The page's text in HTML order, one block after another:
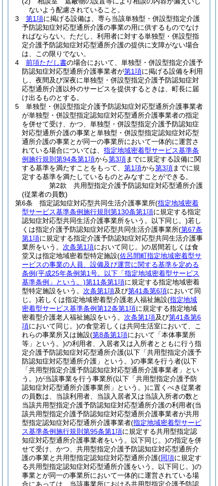
ないよう配慮されていること。
3
第1項に掲げる設備は、専ら当該単独型・併設型指定介護
予防認知症対応型通所介護の事業の用に供するものでなけ
ればならない。 ただし、利用者に対する単独型・併設型指
定介護予防認知症対応型通所介護の提供に支障がない場合
は、この限りでない。
4
前項ただし書の場合において、単独型・併設型指定介護予
防認知症対応型通所介護事業者が第1項に掲げる設備を利用
し、夜間及び深夜に単独型・併設型指定介護予防認知症対
応型通所介護以外のサービスを提供するときは、町長に届
け出るものとする。
5
単独型・併設型指定介護予防認知症対応型通所介護事業者
が単独型・併設型指定認知症対応型通所介護事業者の指定
を併せて受け、かつ、単独型・併設型指定介護予防認知症
対応型通所介護の事業と単独型・併設型指定認知症対応型
通所介護の事業とが同一の事業所において一体的に運営さ
れている場合については、 指定地域密着型サービス基準条
例施行規則第94条第1項から第3項までに規定する設備に関
する基準を満たすことをもって、 第1項から第3項までに規
定する基準を満たしているものとみなすことができる。
第2款
共用型指定介護予防認知症対応型通所介護
(従業者の員数)
第6条
指定認知症対応型共同生活介護事業所(指定地域密着
型サービス基準条例施行規則第130条第1項に規定する指定
認知症対応型共同生活介護事業所をいう。以下同じ。)若し
くは指定介護予防認知症対応型共同生活介護事業所(第67条
第1項に規定する指定介護予防認知症対応型共同生活介護事
業所をいう。 次条第1項において同じ。)の居間若しくは食
堂又は指定地域密着型特定施設(佐呂間町指定地域密着型サ
ービスの事業の人員、設備及び運営に関する基準を定める
条例(平成25年条例第1号。以下「指定地域密着型サービス
基準条例」という。)第11条第1項に規定する指定地域密着
型特定施設をいう。 次条第1項及び第41条第6項において同
じ。)若しくは指定地域密着型介護老人福祉施設(指定地域
密着型サービス基準条例第12条第1項に規定する指定地域
密着型介護老人福祉施設をいう。 次条第1項及び第41条第6
項において同じ。)の食堂若しくは共同生活室において、こ
れらの事業所又は施設(第8条第1項において「本体事業所
等」という。)の利用者、入居者又は入所者とともに行う指
定介護予防認知症対応型通所介護(以下「共用型指定介護予
防認知症対応型通所介護」という。)の事業を行う者(以下
「共用型指定介護予防認知症対応型通所介護事業者」とい
う。)が当該事業を行う事業所(以下「共用型指定介護予防
認知症対応型通所介護事業所」という。)に置くべき従業者
の員数は、当該利用者、当該入居者又は当該入所者の数と
当該共用型指定介護予防認知症対応型通所介護の利用者(当
該共用型指定介護予防認知症対応型通所介護事業者が共用
型指定認知症対応型通所介護事業者(指定地域密着型サービ
ス基準条例施行規則第95条第1項に規定する共用型指定認
知症対応型通所介護事業者をいう。以下同じ。)の指定を併
せて受け、かつ、共用型指定介護予防認知症対応型通所介
護の事業と共用型指定認知症対応型通所介護(同項に規定す
る共用型指定認知症対応型通所介護をいう。以下同じ。)の
事業とが同一の事業所において一体的に運営されている場
合にあっては、当該事業所における共用型指定介護予防認